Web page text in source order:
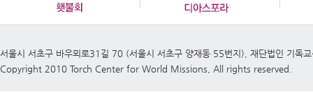
서울시 서초구 바우뫼로31길 70 (서울시 서초구 양재동 55번지), 재단법인
Copyright 2010 Torch Center for World Missions, All rights reserved.